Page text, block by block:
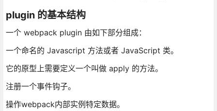
plugin 的基本结构
一个 webpack plugin 由如下部分组成：
一个命名的 Javascript 方法或者 JavaScript 类。
它的原型上需要定义一个叫做 apply 的方法。
注册一个事件钩子。
操作webpack内部实例特定数据。